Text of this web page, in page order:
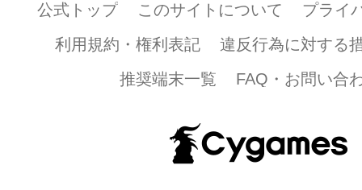
公式トップ このサイトについて
プライ
利用規約・権利表記
違反行為に対する
推奨端末一覧
FAQ・お問い合